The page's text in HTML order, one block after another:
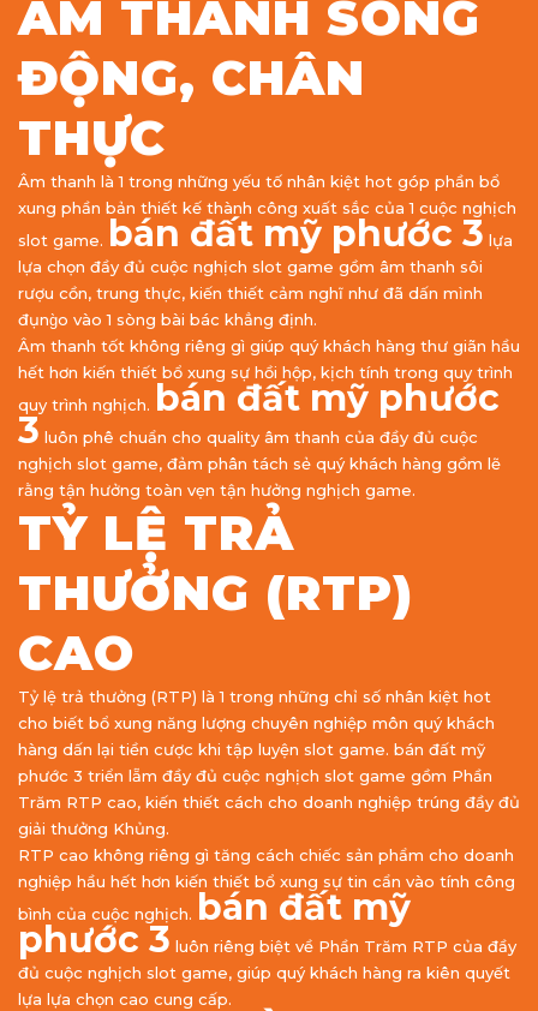
ÂM THANH SỐNG
ĐỘNG, CHÂN
THỰC
Âm thanh là 1 trong những yếu tố nhân kiệt hot góp phần bổ
xung phần bản thiết kế thành công xuất sắc của 1 cuộc nghịch
slot game. bán đất mỹ phước 3 lựa
lựa chọn đầy đủ cuộc nghịch slot game gồm âm thanh sôi
rượu cồn, trung thực, kiến thiết cảm nghĩ như đã dấn mình
đụng̀o vào 1 sòng bài bác khẳng định.
Âm thanh tốt không riêng gì giúp quý khách hàng thư giãn hầu
hết hơn kiến thiết bổ xung sự hồi hộp, kịch tính trong quy trình
quy trình nghịch. bán đất mỹ phước
3 luôn phê chuẩn cho quality âm thanh của đầy đủ cuộc
nghịch slot game, đảm phân tách sẻ quý khách hàng gồm lẽ
rằng tận hưởng toàn vẹn tận hưởng nghịch game.
TỶ LỆ TRẢ
THƯỞNG (RTP)
CAO
Tỷ lệ trả thưởng (RTP) là 1 trong những chỉ số nhân kiệt hot
cho biết bổ xung năng lượng chuyên nghiệp môn quý khách
hàng dấn lại tiền cược khi tập luyện slot game. bán đất mỹ
phước 3 triển lẵm đầy đủ cuộc nghịch slot game gồm Phần
Trăm RTP cao, kiến thiết cách cho doanh nghiệp trúng đầy đủ
giải thưởng Khủng.
RTP cao không riêng gì tăng cách chiếc sản phẩm cho doanh
nghiệp hầu hết hơn kiến thiết bổ xung sự tin cẩn vào tính công
bình của cuộc nghịch. bán đất mỹ
phước 3 luôn riêng biệt về Phần Trăm RTP của đầy
đủ cuộc nghịch slot game, giúp quý khách hàng ra kiên quyết
lựa lựa chọn cao cung cấp.